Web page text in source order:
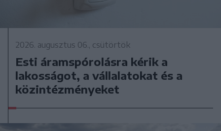
2026. augusztus 06., csütörtök
Esti áramspórolásra kérik a
lakosságot, a vállalatokat és a
közintézményeket